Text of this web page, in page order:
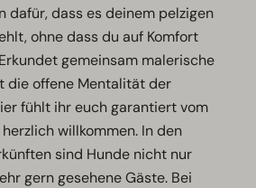
dafür, dass es deinem pelzigen
ohne dass du auf Komfort
gemeinsam malerische
die offene Mentalität der
fühlt ihr euch garantiert vom
willkommen. In den
sind Hunde nicht nur
gern gesehene Gäste. Bei